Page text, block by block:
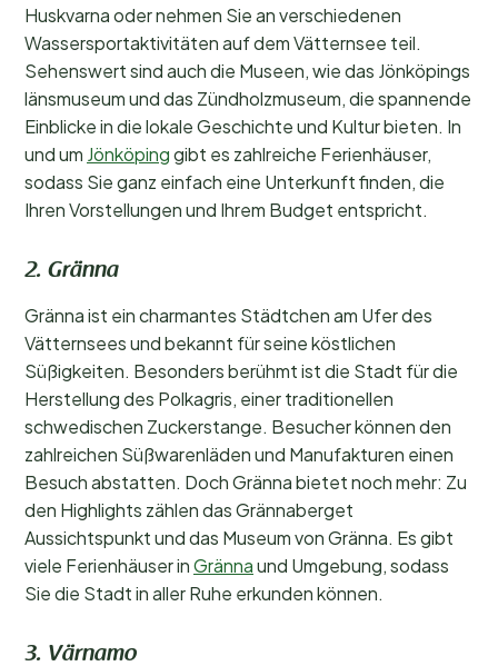
Huskvarna oder nehmen Sie an verschiedenen
Wassersportaktivitäten auf dem Vätternsee teil.
Sehenswert sind auch die Museen, wie das Jönköpings
länsmuseum und das Zündholzmuseum, die spannende
Einblicke in die lokale Geschichte und Kultur bieten. In
und um Jönköpinggibt es zahlreiche Ferienhäuser,
sodass Sie ganz einfach eine Unterkunft finden, die
Ihren Vorstellungen und Ihrem Budget entspricht.
2. Gränna
Gränna ist ein charmantes Städtchen am Ufer des
Vätternsees und bekannt für seine köstlichen
Süßigkeiten. Besonders berühmt ist die Stadt für die
Herstellung des Polkagris, einer traditionellen
schwedischen Zuckerstange. Besucher können den
zahlreichen Süßwarenläden und Manufakturen einen
Besuch abstatten. Doch Gränna bietet noch mehr: Zu
den Highlights zählen das Grännaberget
Aussichtspunkt und das Museum von Gränna. Es gibt
viele Ferienhäuser inGrännaund Umgebung, sodass
Sie die Stadt in aller Ruhe erkunden können.
3. Värnamo